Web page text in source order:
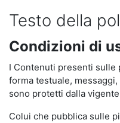
Testo della
Condizioni di
I Contenuti presenti sulle
forma testuale,
sono protetti dalla
Colui che pubblica sulle